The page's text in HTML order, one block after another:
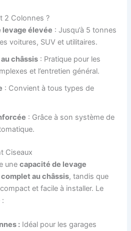
2 Colonnes ?
levage élevée : Jusqu’à 5 tonnes
voitures, SUV et utilitaires.
châssis : Pratique pour les
et l’entretien général.
: Convient à tous types de
: Grâce à son système de
Ciseaux
unecapacité de levage
au châssis, tandis que
et facile à installer. Le
:
: Idéal pour les garages